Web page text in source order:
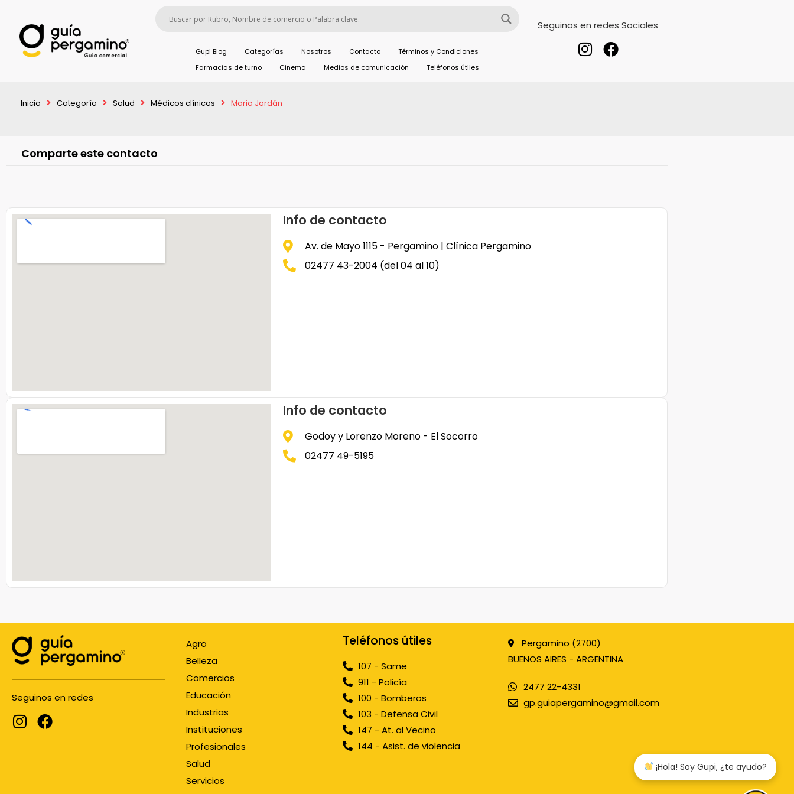
Gupi Blog Categorías Nosotros Contacto
Términos y Condiciones
Farmacias de turno
Cinema Medios de comunicación Teléfonos útiles
Seguinos en redes Sociales
Inicio Categoría Salud Médicos clínicos Mario Jordán
Comparte este contacto
Info de contacto
Av. de Mayo 1115 - Pergamino | Clínica Pergamino
02477 43-2004 (del 04 al 10)
Info de contacto
Godoy y Lorenzo Moreno - El Socorro
02477 49-5195
Seguinos en redes
Agro
Belleza
Comercios
Educación
Industrias
Instituciones
Profesionales
Salud
Servicios
Teléfonos útiles
107 - Same
911 - Policía
100 - Bomberos
103 - Defensa Civil
147 - At. al Vecino
144 - Asist. de violencia
Pergamino (2700)
BUENOS AIRES - ARGENTINA
2477 22-4331
gp.guiapergamino@gmail.com
¡Hola! Soy Gupi, ¿te ayudo?